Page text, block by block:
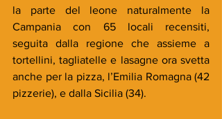
la parte del leone naturalmente la
Campania con 65 locali recensiti,
seguita dalla regione che assieme a
tortellini, tagliatelle e lasagne ora svetta
anche per la pizza, l’Emilia Romagna (42
pizzerie), e dalla Sicilia (34).